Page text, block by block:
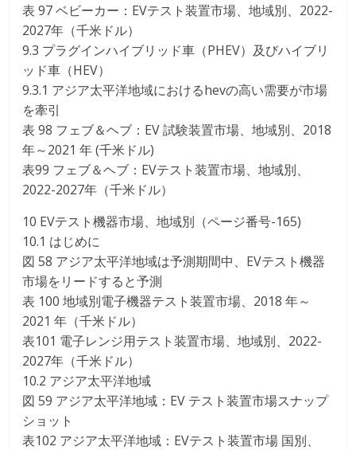
表 97 ベビーカー：EVテスト装置市場、地域別、2022-
2027年（千米ドル）
9.3 プラグインハイブリッド車（PHEV）及びハイブリ
ッド車（HEV）
9.3.1 アジア太平洋地域におけるhevの高い需要が市場
を牽引
表 98 フェブ＆ヘブ：EV 試験装置市場、地域別、2018
年～2021 年 (千米ドル)
表99 フェブ＆ヘブ：EVテスト装置市場、地域別、
2022-2027年（千米ドル）
10 EVテスト機器市場、地域別（ページ番号-165)
10.1 はじめに
図 58 アジア太平洋地域は予測期間中、EVテスト機器
市場をリードすると予測
表 100 地域別電子機器テスト装置市場、2018 年～
2021 年（千米ドル）
表101 電子レンジ用テスト装置市場、地域別、2022-
2027年（千米ドル）
10.2 アジア太平洋地域
図 59 アジア太平洋地域：EV テスト装置市場スナップ
ショット
表102 アジア太平洋地域：EVテスト装置市場 国別、